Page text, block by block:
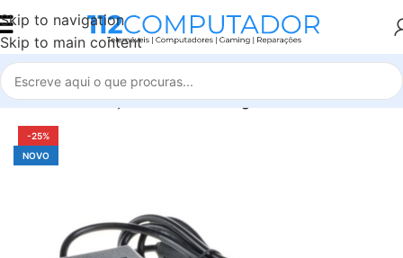
Skip to navigation
Skip to main content
Início Alimentação e cabos Carregadores e Cabos
-25%
NOVO